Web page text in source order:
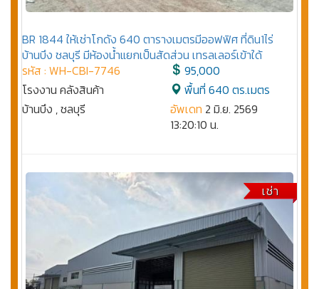
BR 1844 ให้เช่าโกดัง 640 ตารางเมตรมีออฟฟิศ ที่ดิน1ไร่
บ้านบึง ชลบุรี มีห้องน้ำแยกเป็นสัดส่วน เทรลเลอร์เข้าใด้
รหัส : WH-CBI-7746
โรงงาน คลังสินค้า
บ้านบึง , ชลบุรี
95,000
พื้นที่ 640 ตร.เมตร
อัพเดท 2 มิ.ย. 2569
13:20:10 น.
เช่า